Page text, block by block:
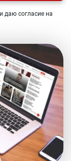
и даю согласие на